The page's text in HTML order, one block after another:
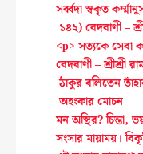
সর্ব্বদা স্বকৃত
১৪২) বেদবাণী –
<p> সত্যকে সেবা
বেদবাণী – শ্রীশ্রী
ঠাকুর বলিতেন
অহংকার মোচন
মন অস্থির? চিন্তা,
সংসার মায়াময়।